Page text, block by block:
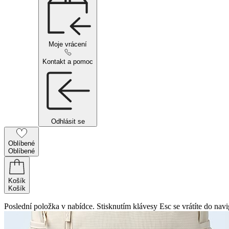
Moje vrácení
Kontakt a pomoc
Odhlásit se
Oblíbené
Oblíbené
Košík
Košík
Poslední položka v nabídce. Stisknutím klávesy Esc se vrátíte do